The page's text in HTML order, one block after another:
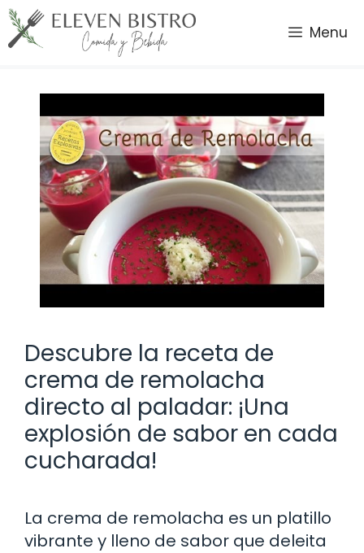
Saltar
al
contenido
Menu
Descubre la receta de
crema de remolacha
directo al paladar: ¡Una
explosión de sabor en cada
cucharada!
La crema de remolacha es un platillo
vibrante y lleno de sabor que deleita